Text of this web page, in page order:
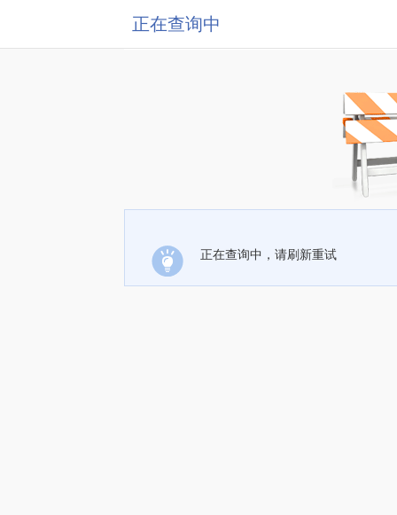
正在查询中
正在查询中，请刷新重试